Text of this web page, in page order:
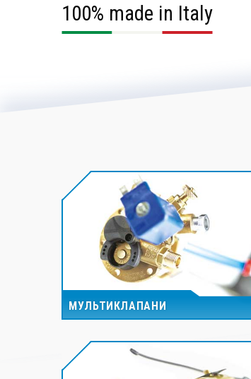
100% made in Italy
МУЛЬТИКЛАПАНИ